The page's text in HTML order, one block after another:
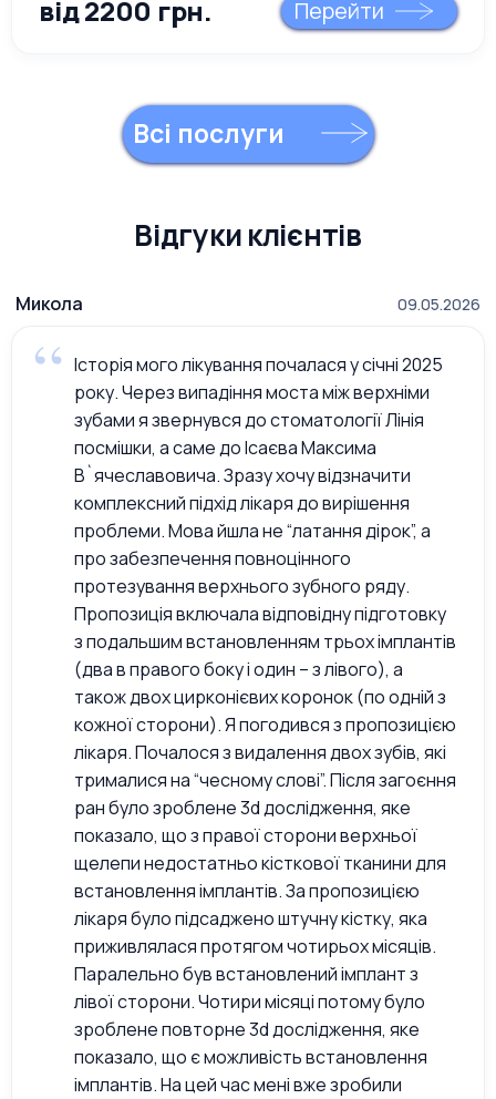
від 2200 грн. Перейти
Всі послуги
Відгуки клієнтів
Микола 09.05.2026
Історія мого лікування почалася у січні 2025
року. Через випадіння моста між верхніми
зубами я звернувся до стоматології Лінія
посмішки, а саме до Ісаєва Максима
В`ячеславовича. Зразу хочу відзначити
комплексний підхід лікаря до вирішення
проблеми. Мова йшла не “латання дірок”, а
про забезпечення повноцінного
протезування верхнього зубного ряду.
Пропозиція включала відповідну підготовку
з подальшим встановленням трьох імплантів
(два в правого боку і один – з лівого), а
також двох цирконієвих коронок (по одній з
кожної сторони). Я погодився з пропозицією
лікаря. Почалося з видалення двох зубів, які
трималися на “чесному слові”. Після загоєння
ран було зроблене 3d дослідження, яке
показало, що з правої сторони верхньої
щелепи недостатньо кісткової тканини для
встановлення імплантів. За пропозицією
лікаря було підсаджено штучну кістку, яка
приживлялася протягом чотирьох місяців.
Паралельно був встановлений імплант з
лівої сторони. Чотири місяці потому було
зроблене повторне 3d дослідження, яке
показало, що є можливість встановлення
імплантів. На цей час мені вже зробили